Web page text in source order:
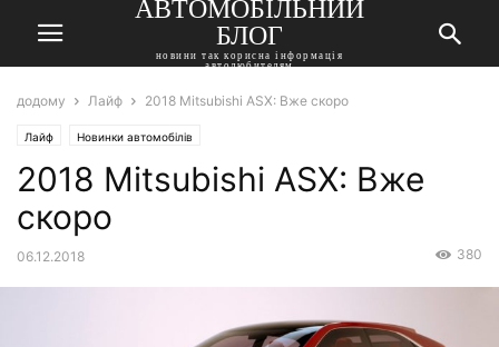
АВТОМОБІЛЬНИЙ
БЛОГ
новини так корисна інформація
автолюбителям
додому Лайф 2018 Mitsubishi ASX: Вже скоро
Лайф Новинки автомобілів
2018 Mitsubishi ASX: Вже
скоро
06.12.2018 380